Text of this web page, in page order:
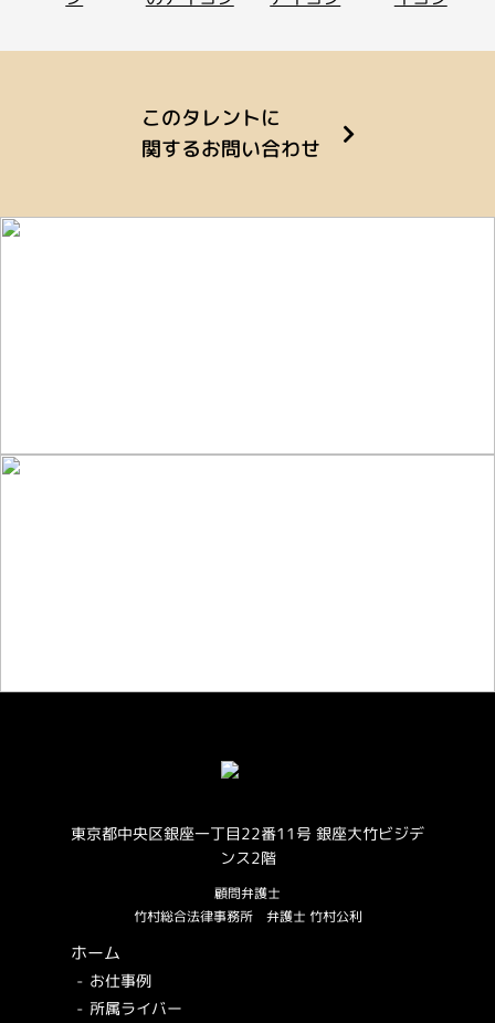
このタレントに
関するお問い合わせ
東京都中央区銀座一丁目22番11号 銀座大竹ビジデ
ンス2階
顧問弁護士
竹村総合法律事務所 弁護士 竹村公利
ホーム
お仕事例
所属ライバー